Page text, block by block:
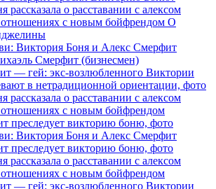
рассказала о расставании с алексом
с новым бойфрендом О
Виктория Боня и Алекс Смерфит
Смерфит (бизнесмен)
— гей: экс-возлюбленного Виктории
в нетрадиционной ориентации, фото
рассказала о расставании с алексом
с новым бойфрендом
преследует викторию боню, фото
Виктория Боня и Алекс Смерфит
преследует викторию боню, фото
рассказала о расставании с алексом
с новым бойфрендом
— гей: экс-возлюбленного Виктории